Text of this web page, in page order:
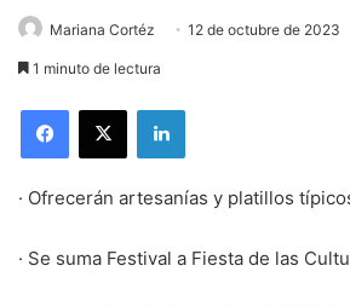
Mariana Cortéz 12 de octubre de 2023
1 minuto de lectura
LinkedIn
· Ofrecerán artesanías y platillos
· Se suma Festival a Fiesta de las